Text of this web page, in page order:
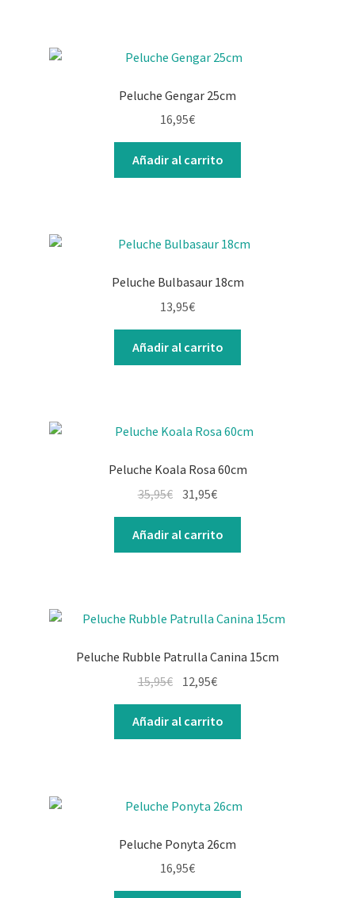
Peluche Gengar 25cm
16,95€
Añadir al carrito
Peluche Bulbasaur 18cm
13,95€
Añadir al carrito
Peluche Koala Rosa 60cm
35,95€ 31,95€
Añadir al carrito
Peluche Rubble Patrulla Canina 15cm
15,95€ 12,95€
Añadir al carrito
Peluche Ponyta 26cm
16,95€